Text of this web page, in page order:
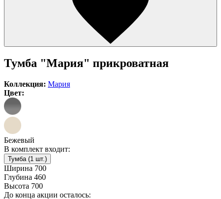
Тумба "Мария" прикроватная
Коллекция: Мария
Цвет:
Бежевый
В комплект входит:
Тумба (1 шт.)
Ширина 700
Глубина 460
Высота 700
До конца акции осталось: